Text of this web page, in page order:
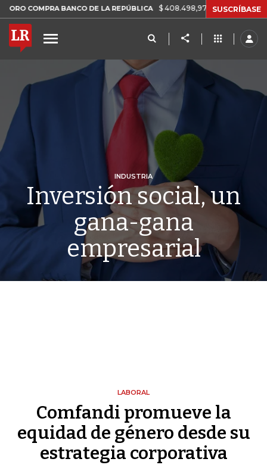
BANCO DE LA REPÚBLICA $ 408.498,97 +$ 8.753,81 +2,19%
SUSCRÍBASE
INDUSTRIA
Inversión social, un
gana-gana
empresarial
LABORAL
Comfandi promueve la
equidad de género desde su
estrategia corporativa